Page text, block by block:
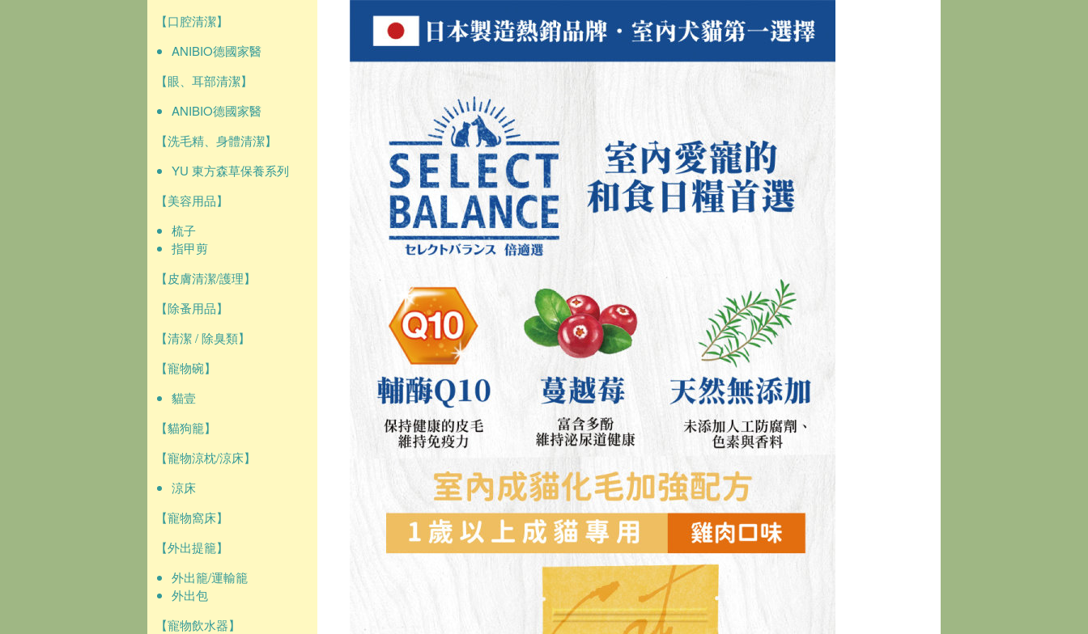
【口腔清潔】
ANIBIO德國家醫
【眼、耳部清潔】
ANIBIO德國家醫
【洗毛精、身體清潔】
YU 東方森草保養系列
【美容用品】
梳子
指甲剪
【皮膚清潔/護理】
【除蚤用品】
【清潔 / 除臭類】
【寵物碗】
貓壹
【貓狗籠】
【寵物涼枕/涼床】
涼床
【寵物窩床】
【外出提籠】
外出籠/運輸籠
外出包
【寵物飲水器】